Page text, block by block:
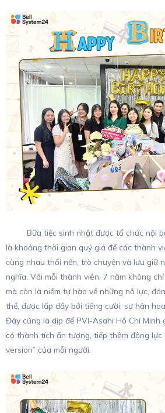
Bữa tiệc sinh nhật được tổ chức nội
là khoảng thời gian quý giá để các thành
cùng nhau thổi nến, trò chuyện và lưu giữ
nghĩa. Với mỗi thành viên, 7 năm không
mà còn là niềm tự hào về những nỗ lực,
thể, được lấp đầy bởi tiếng cười, sự hân
Đây cũng là dịp để PVI-Asahi Hồ Chí Minh
có thành tích ấn tượng, tiếp thêm động
version” của mỗi người.